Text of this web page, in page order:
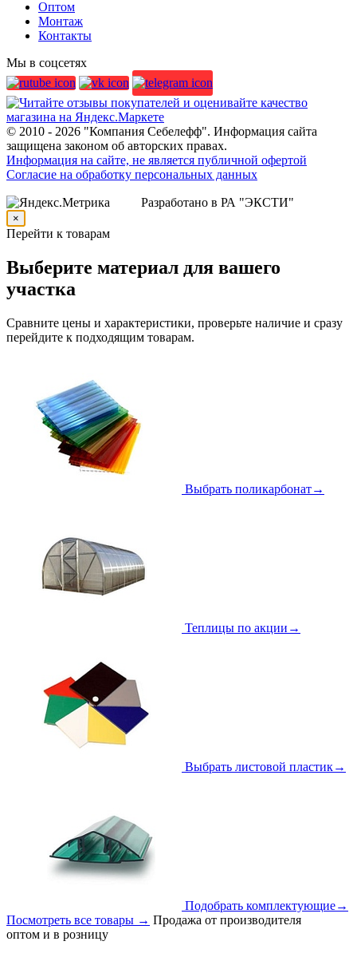
Оптом
Монтаж
Контакты
Мы в соцсетях
© 2010 - 2026 "Компания Себелефф". Информация сайта
защищена законом об авторских правах.
Информация на сайте, не является публичной офертой
Согласие на обработку персональных данных
Разработано в РА "ЭКСТИ"
×
Перейти к товарам
Выберите материал для вашего
участка
Сравните цены и характеристики, проверьте наличие и сразу
перейдите к подходящим товарам.
Выбрать поликарбонат→
Теплицы по акции →
Выбрать листовой пластик→
Подобрать комплектующие→
Посмотреть все товары → Продажа от производителя
оптом и в розницу